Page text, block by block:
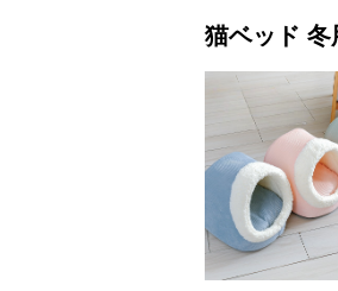
猫ベッド 冬